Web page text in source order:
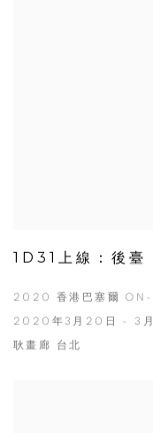
1D31上線：後臺
2020 香港巴塞爾
2020年3月20日 - 3
耿畫廊 台北